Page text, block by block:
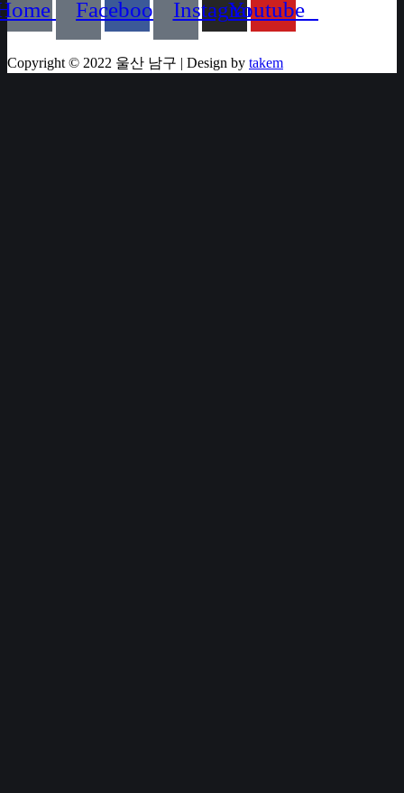
Facebook InstagramYoutube
Copyright © 2022 울산 남구 | Design by takem